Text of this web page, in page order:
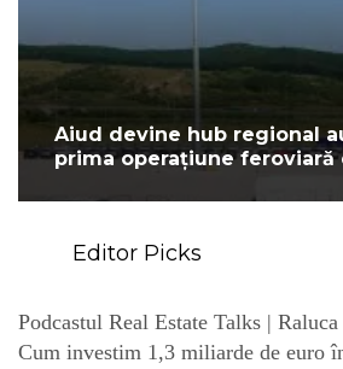
Aiud devine hub regional
prima operațiune
Editor Picks
Podcastul Real Estate Talks |
Cum investim 1,3 miliarde de euro